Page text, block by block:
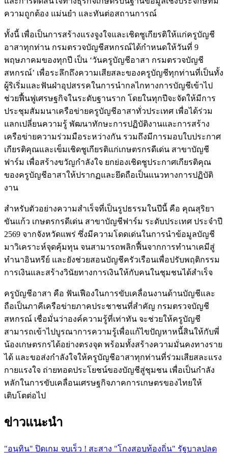
ความถูกต้อง แม่นยำ และทันต่อสถานการณ์
ทั้งนี้ เพื่อเป็นการสร้างแรงจูงใจและเชิดชูเกียรติให้แก่ครูบัญชี
อาสาทุกท่าน กรมตรวจบัญชีสหกรณ์ได้กำหนดให้วันที่ 9
พฤษภาคมของทุกปี เป็น ‘วันครูบัญชีอาสา กรมตรวจบัญชี
สหกรณ์’ เพื่อระลึกถึงความเสียสละของครูบัญชีทุกท่านที่เป็นทั้ง
ผู้ริเริ่มและฟันฝ่าอุปสรรคในการนำกลไกทางการบัญชีเข้าไป
ช่วยฟื้นฟูเศรษฐกิจในระดับฐานราก โดยในทุกปีจะจัดให้มีการ
ประชุมสัมมนาเครือข่ายครูบัญชีอาสาทั่วประเทศ เพื่อได้ร่วม
แลกเปลี่ยนความรู้ พัฒนาทักษะการปฏิบัติงานและการสร้าง
เครือข่ายความร่วมมือระหว่างกัน รวมถึงมีการมอบใบประกาศ
เกียรติคุณและเข็มเชิดชูเกียรติแก่เกษตรกรดีเด่น สาขาบัญชี
ฟาร์ม เพื่อสร้างขวัญกำลังใจ ยกย่องเชิดชูประกาศเกียรติคุณ
ของครูบัญชีอาสาให้ปรากฏและยึดถือเป็นแนวทางการปฏิบัติ
งาน
สำหรับตัวอย่างความสำเร็จที่เป็นรูปธรรมในปีนี้ คือ คุณสุริยา
ขันแก้ว เกษตรกรดีเด่น สาขาบัญชีฟาร์ม ระดับประเทศ ประจำปี
2569 จากจังหวัดแพร่ ซึ่งมีความโดดเด่นในการนำข้อมูลบัญชี
มาวิเคราะห์จุดคุ้มทุน จนสามารถพลิกฟื้นจากการทำนาเคมีสู่
ทำนาอินทรีย์ และยังช่วยสอนบัญชีครัวเรือนเพื่อปรับพฤติกรรม
การเงินและสร้างวินัยทางการเงินให้กับคนในชุมชนได้สำเร็จ
ครูบัญชีอาสา คือ ฟันเฟืองในการขับเคลื่อนงานด้านบัญชีและ
ถือเป็นภาคีเครือข่ายภาคประชาชนที่สำคัญ กรมตรวจบัญชี
สหกรณ์ เชื่อมั่นว่าองค์ความรู้ที่เท่าทัน จะช่วยให้ครูบัญชี
สามารถเข้าไปบูรณาการความรู้เพื่อแก้ไขปัญหาหนี้สินให้กับพี่
น้องเกษตรกรได้อย่างตรงจุด พร้อมทั้งสร้างความมั่นคงทางราย
ได้ และขอส่งกำลังใจให้ครูบัญชีอาสาทุกท่านที่ร่วมเสียสละแรง
กายแรงใจ ถ่ายทอดประโยชน์ของบัญชีสู่ชุมชน เพื่อเป็นกำลัง
หลักในการขับเคลื่อนเศรษฐกิจภาคการเกษตรของไทยให้
เติบโตต่อไป
ข่าวแนะนำ
"อนุทิน" ปิดเกม จบเร็ว ! สะสาง "โกงสอบท้องถิ่น" รัฐบาลปลด